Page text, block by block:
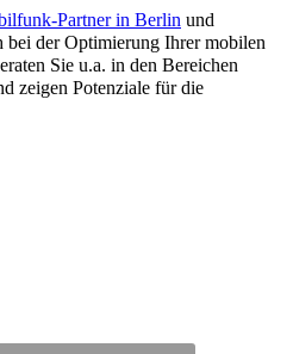
Partner in Berlin und
bei der Optimierung Ihrer mobilen
Sie u.a. in den Bereichen
zeigen Potenziale für die